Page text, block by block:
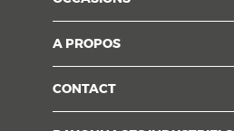
A PROPOS
CONTACT